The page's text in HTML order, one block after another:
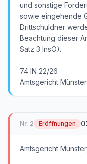
und sonstige
sowie eingehende
Drittschuldner
Beachtung dieser
Satz 3 InsO).
74 IN 22/26
Amtsgericht
Nr. 2 Eröffnungen
Amtsgericht